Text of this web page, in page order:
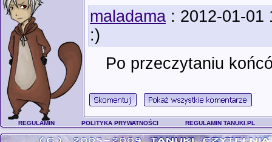
maladama : 2012-01-01
:)
Po przeczytaniu
REGULAMIN POLITYKA PRYWATNOŚCI REGULAMIN TANUKI.PL